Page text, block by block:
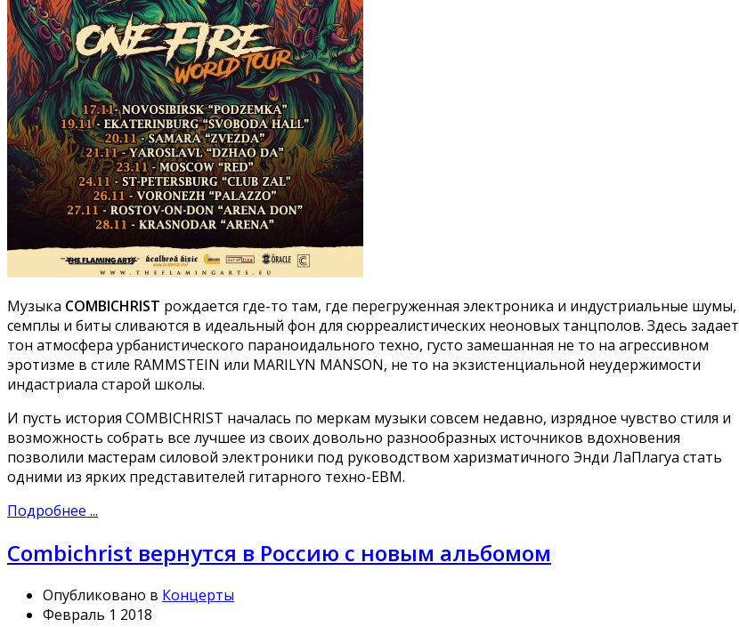
Музыка COMBICHRIST рождается где-то там, где перегруженная электроника и индустриальные шумы,
семплы и биты сливаются в идеальный фон для сюрреалистических неоновых танцполов. Здесь задает
тон атмосфера урбанистического параноидального техно, густо замешанная не то на агрессивном
эротизме в стиле RAMMSTEIN или MARILYN MANSON, не то на экзистенциальной неудержимости
индастриала старой школы.
И пусть история COMBICHRIST началась по меркам музыки совсем недавно, изрядное чувство стиля и
возможность собрать все лучшее из своих довольно разнообразных источников вдохновения
позволили мастерам силовой электроники под руководством харизматичного Энди ЛаПлагуа стать
одними из ярких представителей гитарного техно-ЕВМ.
Подробнее ...
Combichrist вернутся в Россию с новым альбомом
Опубликовано в Концерты
Февраль 1 2018